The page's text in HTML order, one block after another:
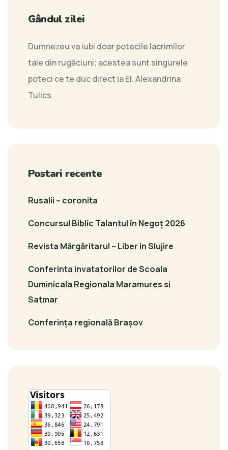
Gândul zilei
Dumnezeu va iubi doar potecile lacrimilor
tale din rugăciuni; acestea sunt singurele
poteci ce te duc direct la El.Alexandrina
Tulics
Postari recente
Rusalii – coronita
Concursul Biblic Talantul în Negoț 2026
Revista Mărgăritarul – Liber in Slujire
Conferinta invatatorilor de Scoala
Duminicala Regionala Maramures si
Satmar
Conferința regională Brașov